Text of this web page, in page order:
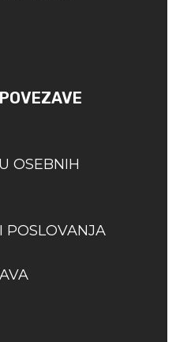
OSEBNIH
POSLOVANJA